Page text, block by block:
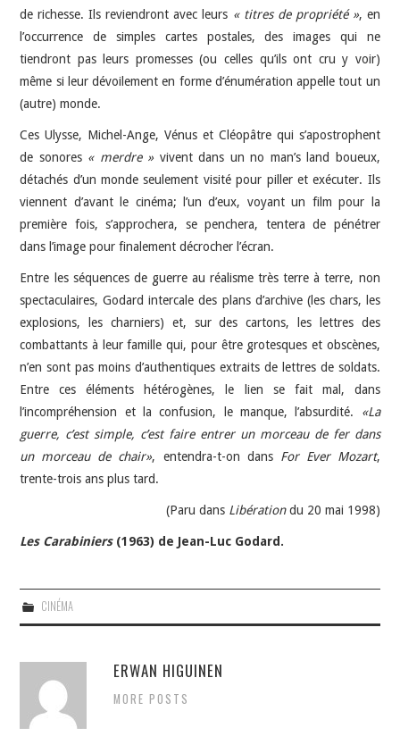
de richesse. Ils reviendront avec leurs « titres de propriété », en
l’occurrence de simples cartes postales, des images qui ne
tiendront pas leurs promesses (ou celles qu’ils ont cru y voir)
même si leur dévoilement en forme d’énumération appelle tout un
(autre) monde.
Ces Ulysse, Michel-Ange, Vénus et Cléopâtre qui s’apostrophent
de sonores « merdre » vivent dans un no man’s land boueux,
détachés d’un monde seulement visité pour piller et exécuter. Ils
viennent d’avant le cinéma; l’un d’eux, voyant un film pour la
première fois, s’approchera, se penchera, tentera de pénétrer
dans l’image pour finalement décrocher l’écran.
Entre les séquences de guerre au réalisme très terre à terre, non
spectaculaires, Godard intercale des plans d’archive (les chars, les
explosions, les charniers) et, sur des cartons, les lettres des
combattants à leur famille qui, pour être grotesques et obscènes,
n’en sont pas moins d’authentiques extraits de lettres de soldats.
Entre ces éléments hétérogènes, le lien se fait mal, dans
l’incompréhension et la confusion, le manque, l’absurdité. «La
guerre, c’est simple, c’est faire entrer un morceau de fer dans
un morceau de chair», entendra-t-on dans For Ever Mozart,
trente-trois ans plus tard.
(Paru dans Libérationdu 20 mai 1998)
Les Carabiniers(1963) de Jean-Luc Godard.
CINÉMA
ERWAN HIGUINEN
MORE POSTS